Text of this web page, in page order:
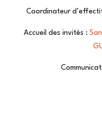
Coordinateur
Accueil des invités :